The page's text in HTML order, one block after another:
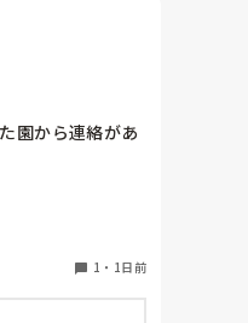
園から連絡があ
ですが、『園見
で特にありませ
了なのでしょう
1 ・ 1日前